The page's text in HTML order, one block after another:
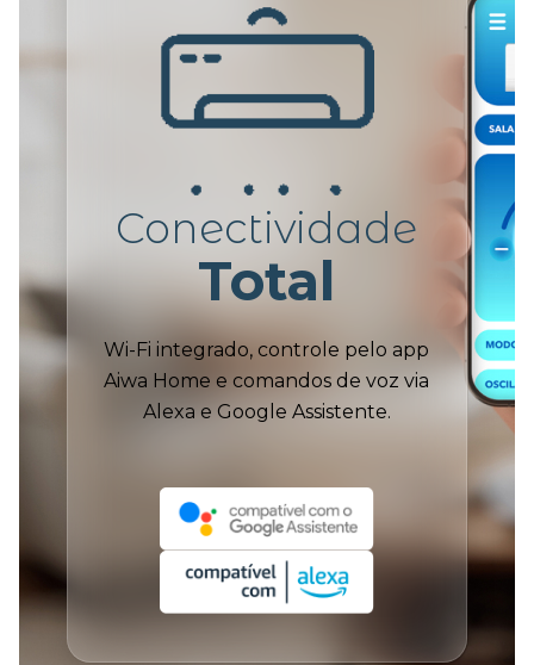
Conectividade
Total
Wi-Fi integrado, controle pelo app
Aiwa Home e comandos de voz via
Alexa e Google Assistente.